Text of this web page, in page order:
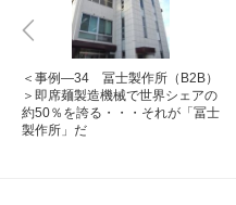
＜事例―34 冨士製作所（B2B）
＞即席麺製造機械で世界シェアの
約50％を誇る・・・それが「冨士
製作所」だ